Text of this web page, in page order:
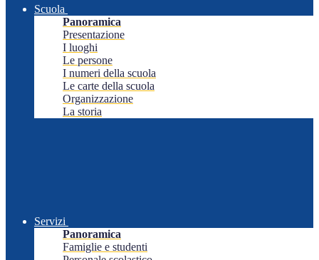
Scuola
Panoramica
Presentazione
I luoghi
Le persone
I numeri della scuola
Le carte della scuola
Organizzazione
La storia
Servizi
Panoramica
Famiglie e studenti